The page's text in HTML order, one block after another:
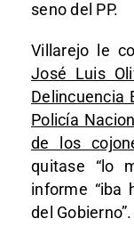
seno del PP.
Villarejo le
José Luis
Delincuencia
Policía
de los
quitase “lo
informe “iba
del Gobierno”.